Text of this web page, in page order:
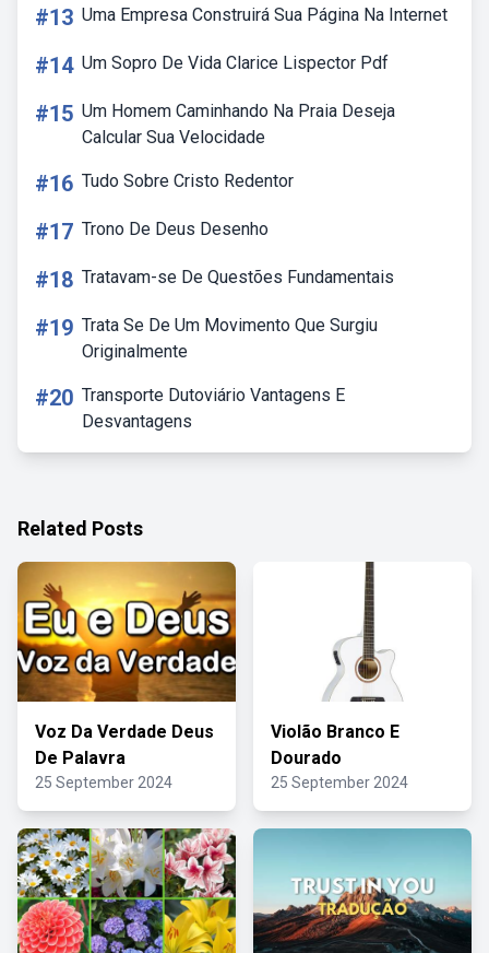
#13 Uma Empresa Construirá Sua Página Na Internet
#14 Um Sopro De Vida Clarice Lispector Pdf
#15 Um Homem Caminhando Na Praia Deseja
Calcular Sua Velocidade
#16 Tudo Sobre Cristo Redentor
#17 Trono De Deus Desenho
#18 Tratavam-se De Questões Fundamentais
#19 Trata Se De Um Movimento Que Surgiu
Originalmente
#20 Transporte Dutoviário Vantagens E
Desvantagens
Related Posts
Voz Da Verdade Deus
De Palavra
25 September 2024
Violão Branco E
Dourado
25 September 2024